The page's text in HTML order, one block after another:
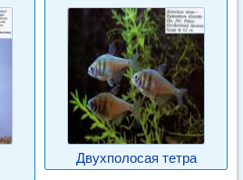
Двухполосая тетра